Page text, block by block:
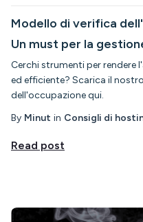
Modello di verifica
Un must per la
Cerchi strumenti per rendere
ed efficiente? Scarica il
dell'occupazione qui.
By Minut in Consigli di
Read post